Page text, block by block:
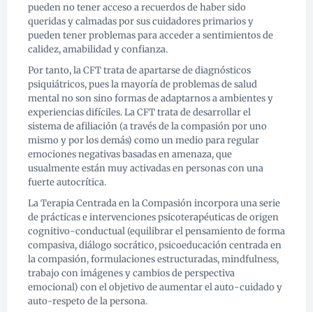
pueden no tener acceso a recuerdos de haber sido
queridas y calmadas por sus cuidadores primarios y
pueden tener problemas para acceder a sentimientos de
calidez, amabilidad y confianza.
Por tanto, la CFT trata de apartarse de diagnósticos
psiquiátricos, pues la mayoría de problemas de salud
mental no son sino formas de adaptarnos a ambientes y
experiencias difíciles. La CFT trata de desarrollar el
sistema de afiliación (a través de la compasión por uno
mismo y por los demás) como un medio para regular
emociones negativas basadas en amenaza, que
usualmente están muy activadas en personas con una
fuerte autocrítica.
La Terapia Centrada en la Compasión incorpora una serie
de prácticas e intervenciones psicoterapéuticas de origen
cognitivo-conductual (equilibrar el pensamiento de forma
compasiva, diálogo socrático, psicoeducación centrada en
la compasión, formulaciones estructuradas, mindfulness,
trabajo con imágenes y cambios de perspectiva
emocional) con el objetivo de aumentar el auto-cuidado y
auto-respeto de la persona.